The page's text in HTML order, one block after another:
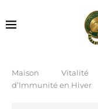
Maison Vitalité
d’Immunité en Hiver